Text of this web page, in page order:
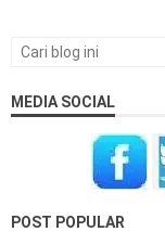
MEDIA SOCIAL
POST POPULAR